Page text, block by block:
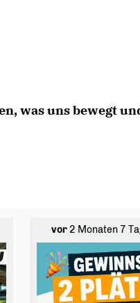
was uns bewegt
vor2 Monaten 7